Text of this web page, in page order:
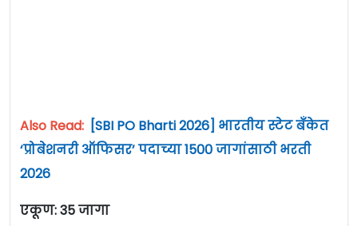
Also Read: [SBI PO Bharti 2026] भारतीय स्टेट बँकेत
‘प्रोबेशनरी ऑफिसर’ पदाच्या 1500 जागांसाठी भरती
2026
एकूण: 35जागा